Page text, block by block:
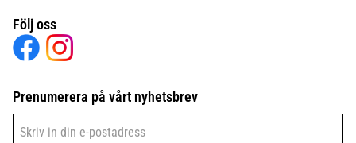
Följ oss
Prenumerera på vårt nyhetsbrev